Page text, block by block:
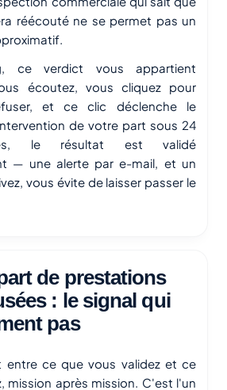
réécouté ne se permet pas un
ce verdict vous appartient
écoutez, vous cliquez pour
et ce clic déclenche le
de votre part sous 24
le résultat est validé
— une alerte par e-mail, et un
vous évite de laisser passer le
de prestations
: le signal qui
pas
entre ce que vous validez et ce
mission après mission. C'est l'un